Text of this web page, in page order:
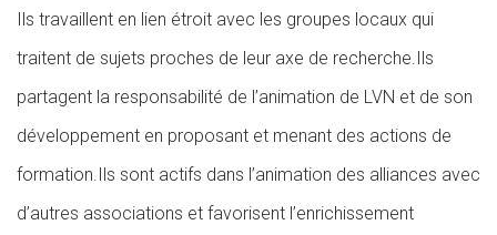
Ils travaillent en lien étroit avec les groupes locaux qui
traitent de sujets proches de leur axe de recherche.Ils
partagent la responsabilité de l’animation de LVN et de son
développement en proposant et menant des actions de
formation.Ils sont actifs dans l’animation des alliances avec
d’autres associations et favorisent l’enrichissement